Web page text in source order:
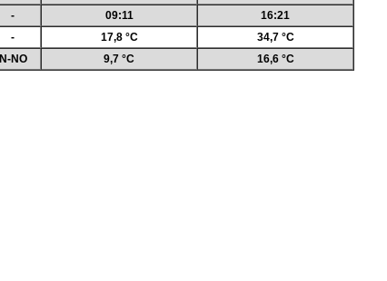
- 09:11
16:21
- 17,8 °C
34,7 °C
N-NO 9,7 °C 16,6 °C